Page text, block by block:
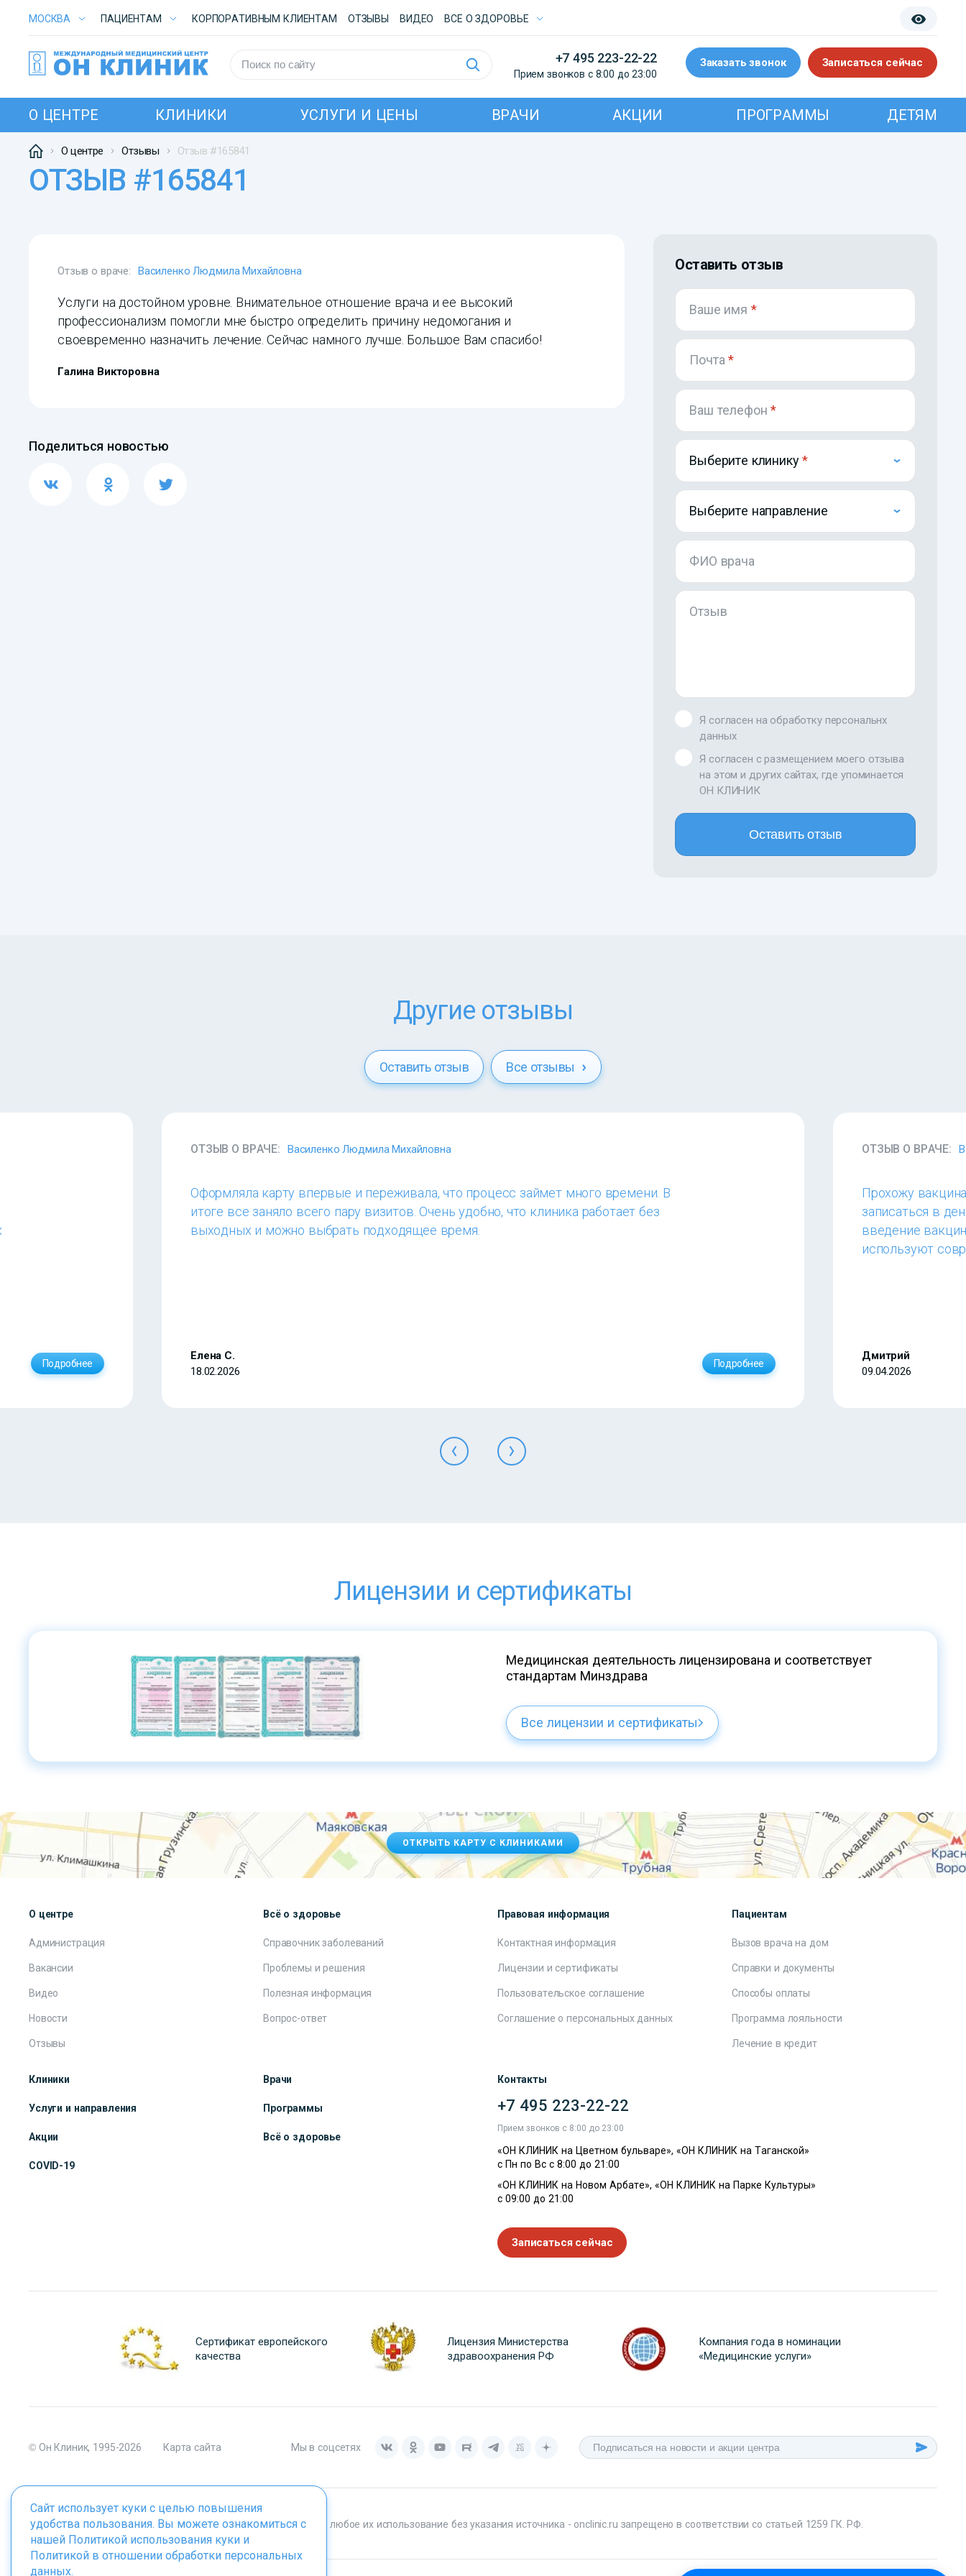
МОСКВА ПАЦИЕНТАМ КОРПОРАТИВНЫМ КЛИЕНТАМ ОТЗЫВЫ ВИДЕО ВСE О ЗДОРОВЬЕ
+7 495 223-22-22
Прием звонков с 8:00 до 23:00
Заказать звонок Записаться сейчас
О ЦЕНТРЕ КЛИНИКИ УСЛУГИ И ЦЕНЫ ВРАЧИ АКЦИИ ПРОГРАММЫ ДЕТЯМ
О центре Отзывы Отзыв #165841
ОТЗЫВ #165841
Отзыв о враче: Василенко Людмила Михайловна
Услуги на достойном уровне. Внимательное отношение врача и ее высокий
профессионализм помогли мне быстро определить причину недомогания и
своевременно назначить лечение. Сейчас намного лучше. Большое Вам спасибо!
Галина Викторовна
Поделиться новостью
Оставить отзыв
Ваше имя *
Почта*
Ваш телефон*
Выберите клинику
Выберите направление
ФИО врача
Отзыв
Я согласен на обработку персональнх
данных
Я согласен с размещением моего отзыва
на этом и других сайтах, где упоминается
ОН КЛИНИК
Оставить отзыв
Другие отзывы
Оставить отзыв Все отзывы
Подробнее
ОТЗЫВ О ВРАЧЕ: Василенко Людмила Михайловна
Оформляла карту впервые и переживала, что процесс займет много времени. В
итоге все заняло всего пару визитов. Очень удобно, что клиника работает без
выходных и можно выбрать подходящее время.
Елена С.
18.02.2026
Подробнее
ОТЗЫВ О ВРАЧЕ:
Прохожу
записаться в
введение
используют
Дмитрий
09.04.2026
Лицензии и сертификаты
Медицинская деятельность лицензирована и соответствует
стандартам Минздрава
Все лицензии и сертификаты
ОТКРЫТЬ КАРТУ С КЛИНИКАМИ
О центре
Администрация
Вакансии
Видео
Новости
Отзывы
Всё о здоровье
Справочник заболеваний
Проблемы и решения
Полезная информация
Вопрос-ответ
Правовая информация
Контактная информация
Лицензии и сертификаты
Пользовательское соглашение
Соглашение о персональных данных
Пациентам
Вызов врача на дом
Справки и документы
Способы оплаты
Программа лояльности
Лечение в кредит
Клиники Врачи
Услуги и направления Программы
Акции Всё о здоровье
COVID-19
Контакты
+7 495 223-22-22
Прием звонков с 8:00 до 23:00
«ОН КЛИНИК на Цветном бульваре», «ОН КЛИНИК на Таганской»
с Пн по Вс с 8:00 до 21:00
«ОН КЛИНИК на Новом Арбате», «ОН КЛИНИК на Парке Культуры»
с 09:00 до 21:00
Записаться сейчас
Сертификат европейского
качества
Лицензия Министерства
здравоохранения РФ
Компания года в номинации
«Медицинские услуги»
© Он Клиник, 1995-2026 Карта сайта Мы в соцсетях
Материалы сайта являются собственностью ООО "Он Клиник", любое их использование без указания источника - onclinic.ru запрещено в соответствии со статьей 1259 ГК. РФ.
Сайт использует куки с целью повышения
удобства пользования. Вы можете ознакомиться с
нашей Политикой использования куки и
Политикой в отношении обработки персональных
данных.